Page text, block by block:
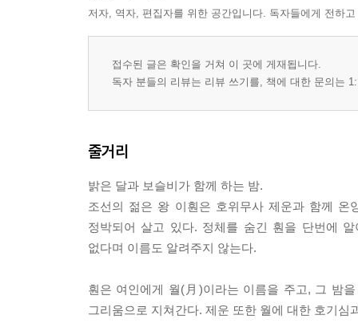
저자, 역자, 편집자를 위한 공간입니다. 독자들에게 전하
접수된 글은 확인을 거쳐 이 곳에 게재됩니다.
독자 분들의 리뷰는 리뷰 쓰기를, 책에 대한 문의는
줄거리
밝은 달과 보슬비가 함께 하는 밤.
조선의 젊은 왕 이훤은 호위무사 제운과 함께 온
정박되어 살고 있다. 정체를 숨긴 훤을 단번에
없다며 이름도 알려주지 않는다.
훤은 여인에게 월(月)이라는 이름을 주고, 그 밤
그리움으로 지쳐간다. 제운 또한 월에 대한 호기